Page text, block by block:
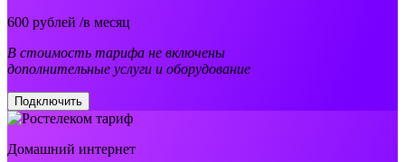
600 рублей /в месяц
В стоимость тарифа не включены
дополнительные услуги и оборудование
Подключить
Домашний интернет